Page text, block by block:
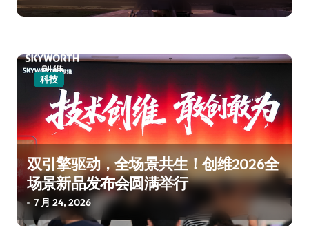
科技
双引擎驱动，全场景共生！创维2026全
场景新品发布会圆满举行
7 月 24, 2026